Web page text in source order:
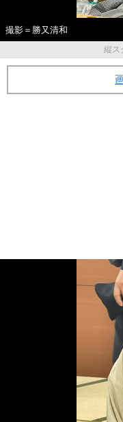
撮影＝勝又清和
縦ス